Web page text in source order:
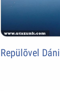
Repülõvel